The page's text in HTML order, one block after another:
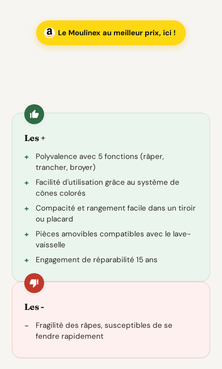
Le Moulinex au meilleur prix, ici !
Les +
Polyvalence avec 5 fonctions (râper,
trancher, broyer)
Facilité d'utilisation grâce au système de
cônes colorés
Compacité et rangement facile dans un tiroir
ou placard
Pièces amovibles compatibles avec le lave-
vaisselle
Engagement de réparabilité 15 ans
Les -
Fragilité des râpes, susceptibles de se
fendre rapidement